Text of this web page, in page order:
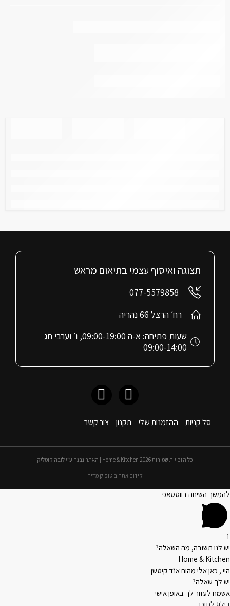
סל קניות ההזמנות שלי תקנון צור קשר
תצוגה ואיסוף עצמי בתיאום מראש
077-5579858
רח׳ הרצל 66 נהריה
שעות פתיחה: א-ה 09:00-19:00, ו׳ וערבי חג
09:00-14:00
כל הזכויות שמורות 2026 Home & Kitchen | האתר נבנה ע״י לובה קוטליק
קידום אתרים טופיק מדיה
להמשך השיחה בווטסאפ
1
יש לנו תשובה, מה השאלה?
Home & Kitchen
היי , כאן אלי מהום אנד קיטשן
יש לך שאלה?
אשמח לעזור לך באופן אישי